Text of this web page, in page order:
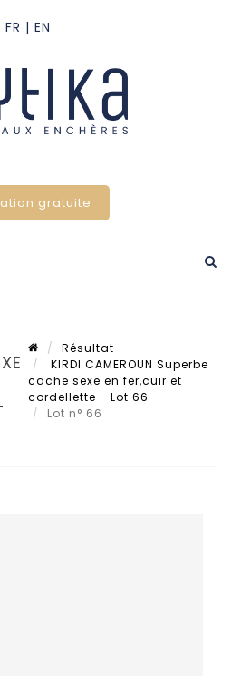
gratuite
Résultat
KIRDI CAMEROUN Superbe
cache sexe en fer,cuir et
cordellette - Lot 66
Lot n° 66